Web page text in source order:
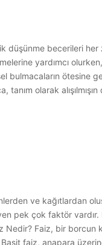
düşünme becerileri
yardımcı
ötesine
olarak alışılmışın
ve kağıtlardan
pek çok faktör
Nedir? Faiz, bir
faiz, anapara